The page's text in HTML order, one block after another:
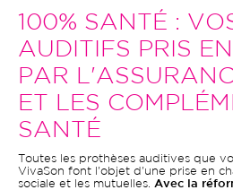
100% SANTÉ :
AUDITIFS PRIS
PAR
ET LES
SANTÉ
Toutes les prothèses auditives que
VivaSon font l'objet d'une prise en
sociale et les mutuelles. Avec la